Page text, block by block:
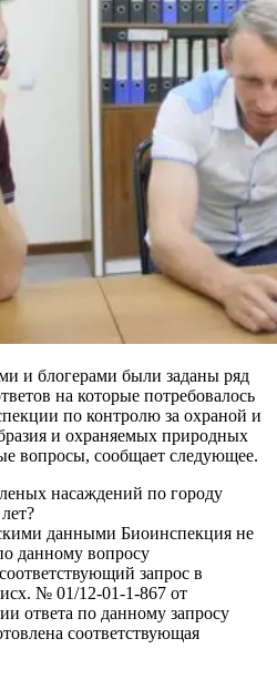
и блогерами были заданы ряд
на которые потребовалось
по контролю за охраной и
и охраняемых природных
вопросы, сообщает следующее.
насаждений по городу
данными Биоинспекция не
данному вопросу
запрос в
№ 01/12-01-1-867 от
ответа по данному запросу
соответствующая